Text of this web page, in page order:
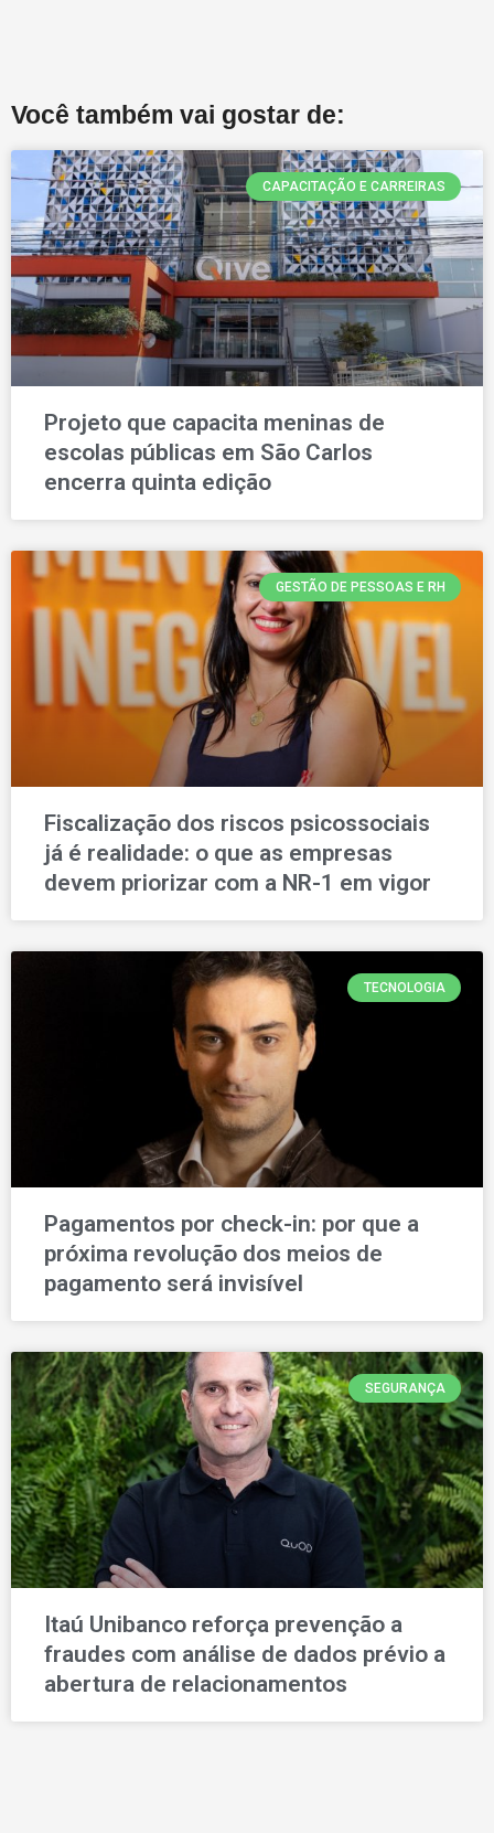
Você também vai gostar de:
CAPACITAÇÃO E CARREIRAS
Projeto que capacita meninas de
escolas públicas em São Carlos
encerra quinta edição
GESTÃO DE PESSOAS E RH
Fiscalização dos riscos psicossociais
já é realidade: o que as empresas
devem priorizar com a NR-1 em vigor
TECNOLOGIA
Pagamentos por check-in: por que a
próxima revolução dos meios de
pagamento será invisível
SEGURANÇA
Itaú Unibanco reforça prevenção a
fraudes com análise de dados prévio a
abertura de relacionamentos